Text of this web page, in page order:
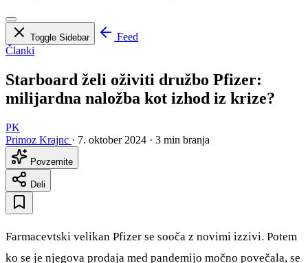
Toggle Sidebar
Feed
Članki
Starboard želi oživiti družbo Pfizer:
milijardna naložba kot izhod iz krize?
PK
Primoz Krajnc · 7. oktober 2024 · 3 min branja
Povzemite
Deli
Farmacevtski velikan Pfizer se sooča z novimi izzivi. Potem
ko se je njegova prodaja med pandemijo močno povečala, se